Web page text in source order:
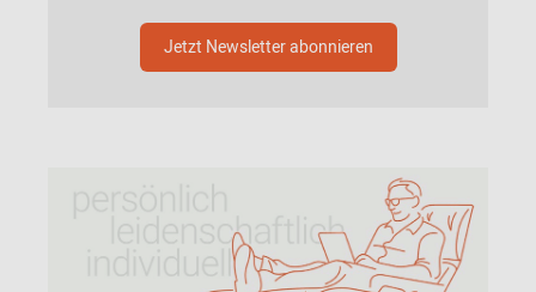
Jetzt Newsletter abonnieren